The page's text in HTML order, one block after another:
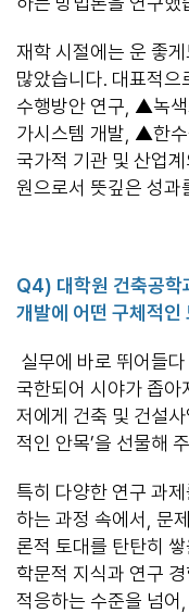
재학 시절에는 운 좋
많았습니다. 대표적
수행방안 연구, ▲녹색
가시스템 개발, ▲한
국가적 기관 및 산업
원으로서 뜻깊은 성과
Q4) 대학원 건축공학
개발에 어떤 구체적인
실무에 바로 뛰어들
국한되어 시야가 좁아
저에게 건축 및 건설
적인 안목’을 선물해
특히 다양한 연구 과
하는 과정 속에서, 문
론적 토대를 탄탄히
학문적 지식과 연구
적응하는 수준을 넘어